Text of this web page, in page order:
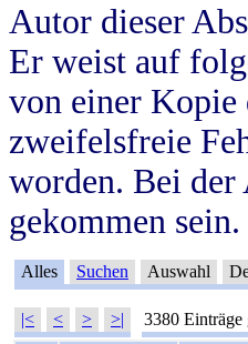
Autor dieser
Er weist auf
von einer Kopie
zweifelsfreie
worden. Bei der
gekommen
Alles Suchen Auswahl
|< < > >| 3380 Einträge